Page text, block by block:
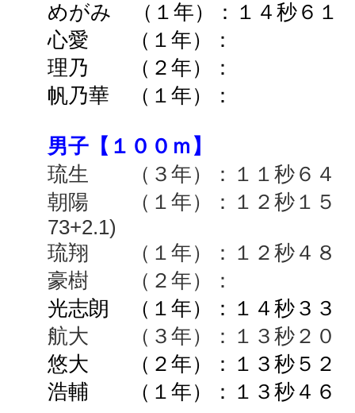
めがみ （１年）：１４秒６
心愛 （１年）： ➡
理乃 （２年）：
帆乃華 （１年）：
男子【１００ｍ】
琉生 （３年）：１１秒６
朝陽 （１年）：１２秒１５
73+2.1)
琉翔 （１年）：１２秒４
豪樹 （２年）： ➡
光志朗 （１年）：１４秒３
航大 （３年）：１３秒２
悠大 （２年）：１３秒５
浩輔 （１年）：１３秒４